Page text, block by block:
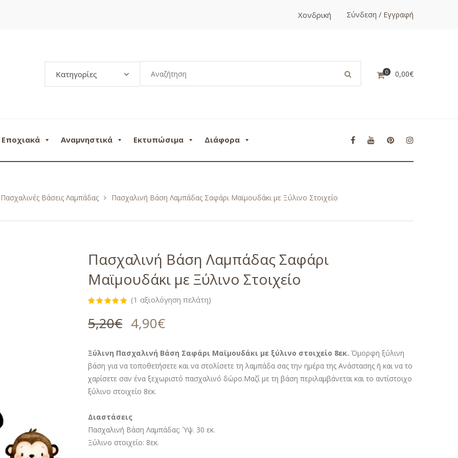
Χονδρική Σύνδεση / Εγγραφή
Κατηγορίες 0 0,00€
Εποχιακά Αναμνηστικά Εκτυπώσιμα Διάφορα
Πασχαλινές Βάσεις Λαμπάδας Πασχαλινή Βάση Λαμπάδας Σαφάρι Μαϊμουδάκι με Ξύλινο Στοιχείο
Πασχαλινή Βάση Λαμπάδας Σαφάρι
Μαϊμουδάκι με Ξύλινο Στοιχείο
από 5 με
βάση
(1 αξιολόγηση πελάτη)
5,20€ 4,90€
Ξύλινη Πασχαλινή Βάση Σαφάρι Μαϊμουδάκι με ξύλινο στοιχείο 8εκ. Όμορφη ξύλινη
βάση για να τοποθετήσετε και να στολίσετε τη λαμπάδα σας την ημέρα της Ανάστασης ή και να το
χαρίσετε σαν ένα ξεχωριστό πασχαλινό δώρο.Μαζί με τη βάση περιλαμβάνεται και το αντίστοιχο
ξύλινο στοιχείο 8εκ.
Διαστάσεις
Πασχαλινή Βάση Λαμπάδας: Ύψ. 30 εκ.
Ξύλινο στοιχείο: 8εκ.